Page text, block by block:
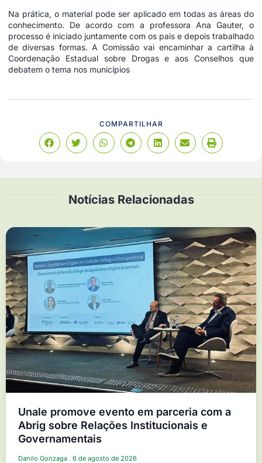
Na prática, o material pode ser aplicado em todas as áreas do
conhecimento. De acordo com a professora Ana Gauter, o
processo é iniciado juntamente com os pais e depois trabalhado
de diversas formas. A Comissão vai encaminhar a cartilha à
Coordenação Estadual sobre Drogas e aos Conselhos que
debatem o tema nos municípios
COMPARTILHAR
Notícias Relacionadas
Unale promove evento em parceria com a
Abrig sobre Relações Institucionais e
Governamentais
Danilo Gonzaga 6 de agosto de 2026